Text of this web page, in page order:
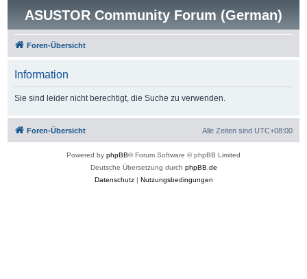
ASUSTOR Community Forum (German)
Foren-Übersicht
Information
Sie sind leider nicht berechtigt, die Suche zu verwenden.
Foren-Übersicht Alle Zeiten sind UTC+08:00
Powered by phpBB® Forum Software © phpBB Limited
Deutsche Übersetzung durch phpBB.de
Datenschutz| Nutzungsbedingungen